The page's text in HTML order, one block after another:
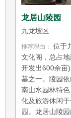
龙居山陵园
九龙坡区
推荐理由：
位于
文化阁，总占
开发出600余亩
墓之一。陵园
南山水园林特
化及旅游休闲
园。龙居山陵